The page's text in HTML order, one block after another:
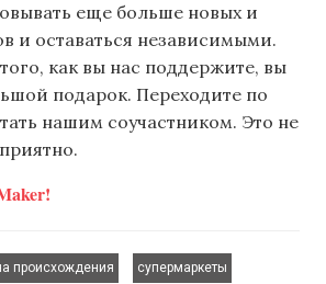
еще больше новых и
и оставаться независимыми.
как вы нас поддержите, вы
подарок. Переходите по
нашим соучастником. Это не
происхождения
супермаркеты